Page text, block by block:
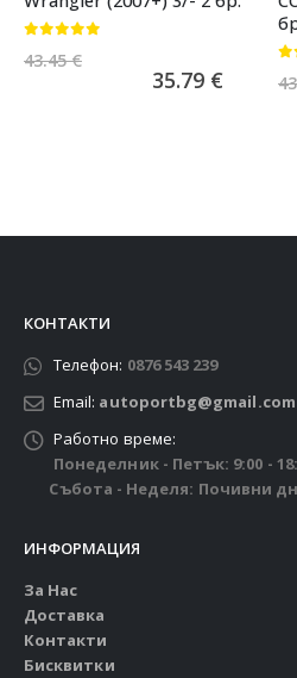
43.45€
35.79 €
КОНТАКТИ
Телефон: 0876 543 239
Email: autoportbg@gmail.com
Работно време:
Понеделник - Петък: 9:00 -
Събота - Неделя: Почивни
ИНФОРМАЦИЯ
За Нас
Доставка
Контакти
Бисквитки